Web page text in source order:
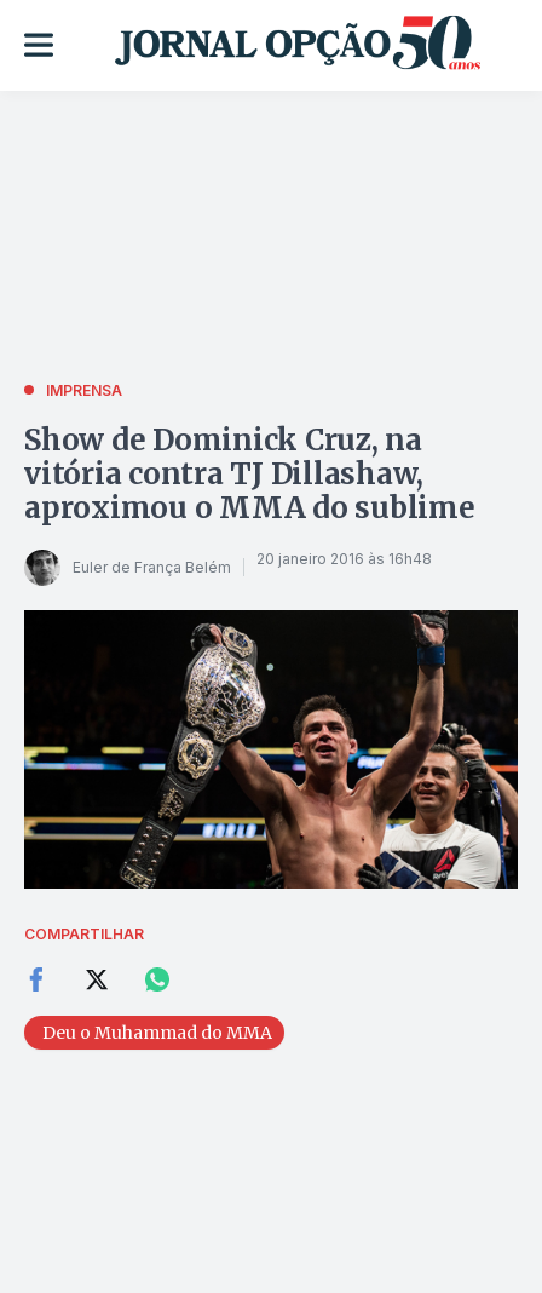
IMPRENSA
Show de Dominick Cruz, na
vitória contra TJ Dillashaw,
aproximou o MMA do sublime
Euler de França Belém 20 janeiro 2016 às 16h48
COMPARTILHAR
Deu o Muhammad do MMA